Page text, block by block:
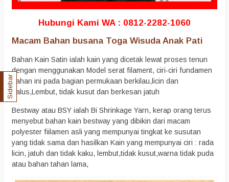
Hubungi Kami WA : 0812-2282-1060
Macam Bahan busana Toga Wisuda Anak Pati
Bahan Kain Satin ialah kain yang dicetak lewat proses tenun
dengan menggunakan Model serat filament, ciri-ciri fundamen
bahan ini pada bagian permukaan berkilau,licin dan
halus,Lembut, tidak kusut dan berkesan jatuh
Bestway atau BSY ialah Bi Shrinkage Yarn, kerap orang terus
menyebut bahan kain bestway yang dibikin dari macam
polyester fiilamen asli yang mempunyai tingkat ke susutan
yang tidak sama dan hasilkan Kain yang mempunyai ciri : rada
licin, jatuh dan tidak kaku, lembut,tidak kusut,warna tidak puda
atau bahan tahan lama,
Sidebar